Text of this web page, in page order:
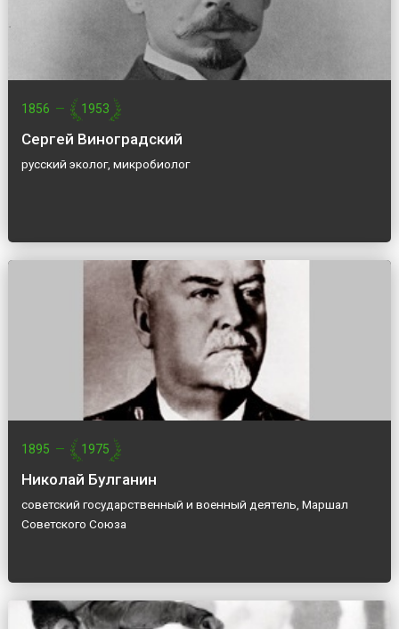
1856 — 1953
Сергей Виноградский
русский эколог, микробиолог
1895 — 1975
Николай Булганин
советский государственный и военный деятель, Маршал
Советского Союза